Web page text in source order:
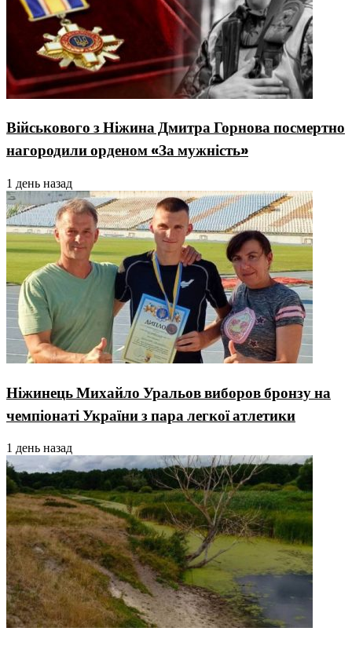
Військового з Ніжина Дмитра Горнова посмертно
нагородили орденом «За мужність»
1 день назад
Ніжинець Михайло Уральов виборов бронзу на
чемпіонаті України з пара легкої атлетики
1 день назад